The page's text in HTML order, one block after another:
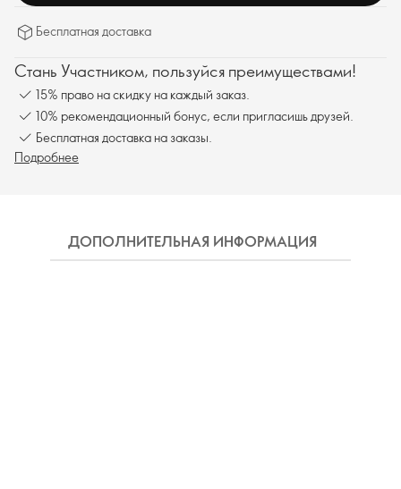
Бесплатная доставка
Стань Участником, пользуйся преимуществами!
15% право на скидку на каждый заказ.
10% рекомендационный бонус, если пригласишь друзей.
Бесплатная доставка на заказы.
Подробнее
ДОПОЛНИТЕЛЬНАЯ ИНФОРМАЦИЯ